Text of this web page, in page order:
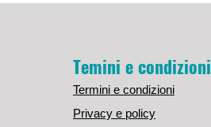
Temini e condizioni
Termini e condizioni
Privacy e policy